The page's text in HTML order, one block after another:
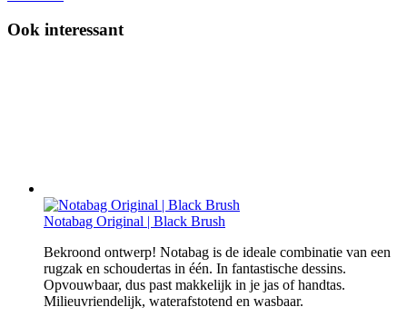
Ook interessant
Notabag Original | Black Brush
Bekroond ontwerp! Notabag is de ideale combinatie van een
rugzak en schoudertas in één. In fantastische dessins.
Opvouwbaar, dus past makkelijk in je jas of handtas.
Milieuvriendelijk, waterafstotend en wasbaar.